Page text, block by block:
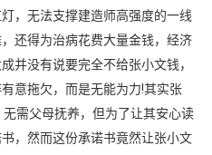
，无法支撑建造师高强度的一线
还得为治病花费大量金钱，经济
并没有说要完全不给张小文钱，
意拖欠，而是无能为力!其实张
需父母抚养，但为了让其安心读
，然而这份承诺书竟然让张小文